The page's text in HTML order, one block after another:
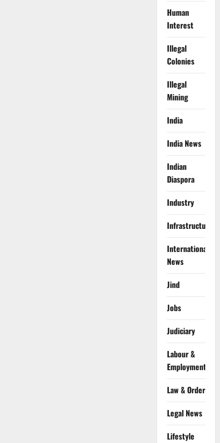
Human
Interest
Illegal
Colonies
Illegal
Mining
India
India News
Indian
Diaspora
Industry
Infrastructure
International
News
Jind
Jobs
Judiciary
Labour &
Employment
Law & Order
Legal News
Lifestyle